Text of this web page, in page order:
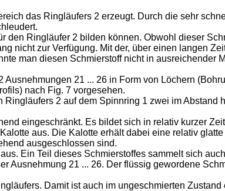
das Ringläufers 2 erzeugt. Durch die sehr
Ringläufer 2 bilden können. Obwohl dieser
nicht zur Verfügung. Mit der, über einen langen
man diesen Schmierstoff nicht in ausreichender
21 ... 26 in Form von Löchern
nach Fig. 7 vorgesehen.
2 auf dem Spinnring 1 zwei im Abstand
eingeschränkt. Es bildet sich in relativ kurzer
aus. Die Kalotte erhält dabei eine relativ
ausgeschlossen sind.
Ein Teil dieses Schmierstoffes sammelt sich
Ausnehmung 21 ... 26. Der flüssig gewordene
Damit ist auch im ungeschmierten